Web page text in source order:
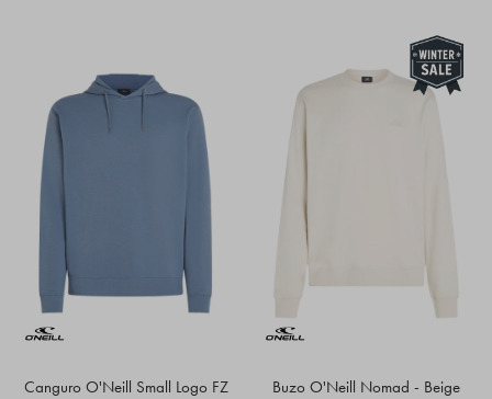
Canguro O'Neill Small Logo FZ Buzo O'Neill Nomad - Beige